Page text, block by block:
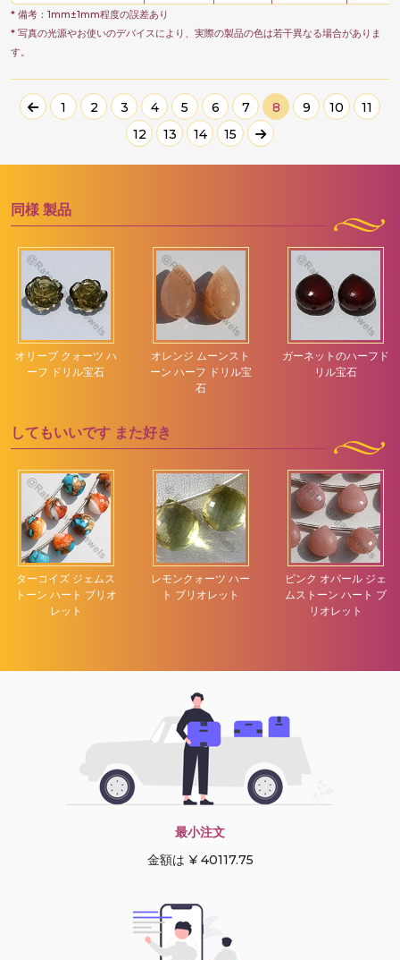
* 備考：1mm±1mm程度の誤差あり
* 写真の光源やお使いのデバイスにより、実際の製品の色は若干異なる場合がありま
す。
1 2 3 4 5 6 7 8 9 10
11
12
13 14 15
同様 製品
オリーブ クォーツ ハ
ーフ ドリル宝石
オレンジ ムーンスト
ーン ハーフ ドリル宝
石
ガーネットのハーフド
リル宝石
してもいいです また好き
ターコイズ ジェムス
トーン ハート ブリオ
レット
レモンクォーツ ハー
ト ブリオレット
ピンク オパール ジェ
ムストーン ハート ブ
リオレット
最小注文
金額は ¥ 40117.75